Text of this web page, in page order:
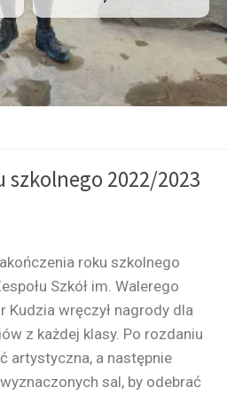
2022/2023
roku szkolnego
Szkół im. Walerego
Kudzia wręczył nagrody dla
z każdej klasy. Po rozdaniu
artystyczna, a następnie
sal, by odebrać